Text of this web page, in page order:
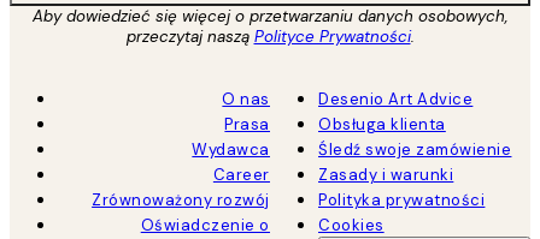
Aby dowiedzieć się więcej o przetwarzaniu danych osobowych,
przeczytaj naszą Polityce Prywatności.
O nas
Prasa
Wydawca
Career
Zrównoważony rozwój
Oświadczenie o
Desenio Art Advice
Obsługa klienta
Śledź swoje zamówienie
Zasady i warunki
Polityka prywatności
Cookies